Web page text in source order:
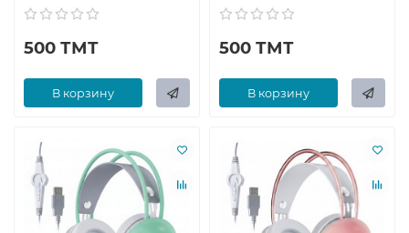
500 ТМТ
В корзину
500 ТМТ
В корзину